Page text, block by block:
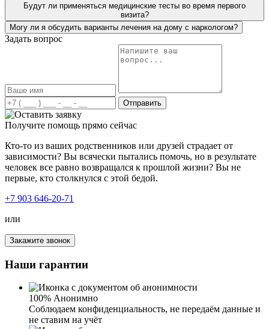
Я не первый раз обращаюсь по вызову врача на дом.
Мне делали капельницу от запоя, потом я решилась и на
к ситуации. Профессионализм, четкость действий, все
на высшем уровне. Спасибо за вашу работу!
очень довольны и ценой и результатом. Мать не могла
выйти из запоя. Приехавший врач провел диагностику
состояния, поставил капельницу для детоксикации
три дня для полного восстановления организма.
Будут ли применяться медицинские тесты во время первого
визита?
Могу ли я обсудить варианты лечения на дому с наркологом?
Задать вопрос
Отправить
Получите помощь прямо сейчас
Кто-то из ваших родственников или друзей страдает от
зависимости? Вы всячески пытались помочь, но в результате
человек все равно возвращался к прошлой жизни? Вы не
первые, кто столкнулся с этой бедой.
+7 903 646-20-71
или
Закажите звонок
Наши гарантии
100% Анонимно
Соблюдаем конфиденциальность, не передаём данные и
не ставим на учёт